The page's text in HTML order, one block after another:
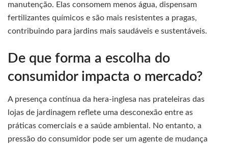
manutenção. Elas consomem menos água, dispensam
fertilizantes químicos e são mais resistentes a pragas,
contribuindo para jardins mais saudáveis e sustentáveis.
De que forma a escolha do
consumidor impacta o mercado?
A presença contínua da hera-inglesa nas prateleiras das
lojas de jardinagem reflete uma desconexão entre as
práticas comerciais e a saúde ambiental. No entanto, a
pressão do consumidor pode ser um agente de mudança